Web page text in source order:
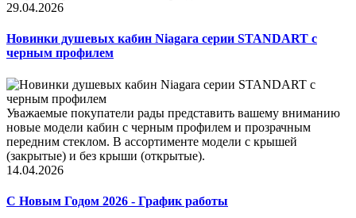
29.04.2026
Новинки душевых кабин Niagara серии STANDART с
черным профилем
Уважаемые покупатели рады представить вашему вниманию
новые модели кабин с черным профилем и прозрачным
передним стеклом. В ассортименте модели с крышей
(закрытые) и без крыши (открытые).
14.04.2026
С Новым Годом 2026 - График работы